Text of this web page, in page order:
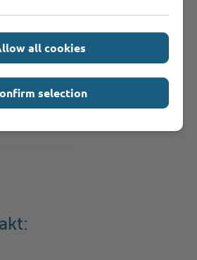
all cookies
selection